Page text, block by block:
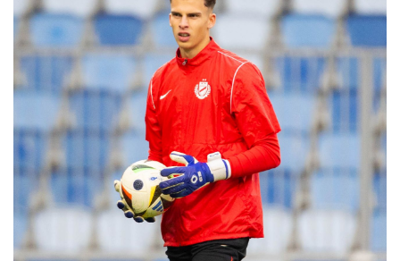
KLUB
GALÉRIA
SZURKOLÓI ÉLMÉNYEK
AKKREDITÁCIÓ